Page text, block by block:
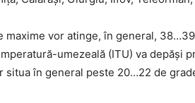
maxime vor atinge, în general,
umezeală (ITU) va depăşi
situa în general peste 20…22 de